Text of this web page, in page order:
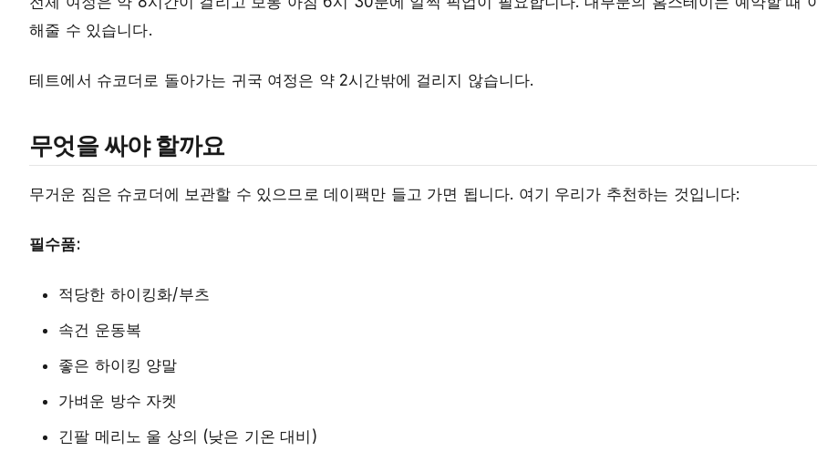
해줄 수 있습니다.
테트에서 슈코더로 돌아가는 귀국 여정은 약 2시간밖에 걸리지 않습니다.
무엇을 싸야 할까요
무거운 짐은 슈코더에 보관할 수 있으므로 데이팩만 들고 가면 됩니다. 여기 우리가 추천하는 것입니다:
필수품:
적당한 하이킹화/부츠
속건 운동복
좋은 하이킹 양말
가벼운 방수 자켓
긴팔 메리노 울 상의 (낮은 기온 대비)